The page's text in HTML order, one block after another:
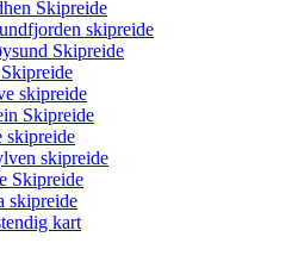
Skipreide
skipreide
Skipreide
skipreide
Skipreide
skipreide
skipreide
Skipreide
skipreide
kart